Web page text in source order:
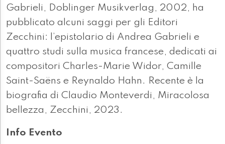
Gabrieli, Doblinger Musikverlag, 2002, ha
pubblicato alcuni saggi per gli Editori
Zecchini: l’epistolario di Andrea Gabrieli e
quattro studi sulla musica francese, dedicati ai
compositori Charles-Marie Widor, Camille
Saint-Saëns e Reynaldo Hahn. Recente è la
biografia di Claudio Monteverdi, Miracolosa
bellezza, Zecchini, 2023.
Info Evento